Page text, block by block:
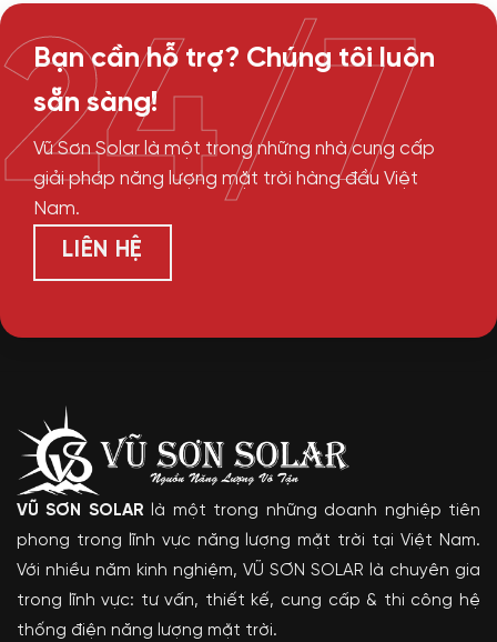
Bạn cần hỗ trợ? Chúng tôi luôn
sẵn sàng!
Vũ Sơn Solar là một trong những nhà cung cấp
giải pháp năng lượng mặt trời hàng đầu Việt
Nam.
LIÊN HỆ
24/7
VŨ SƠN SOLAR là một trong những doanh nghiệp tiên
phong trong lĩnh vực năng lượng mặt trời tại Việt Nam.
Với nhiều năm kinh nghiệm, VŨ SƠN SOLAR là chuyên gia
trong lĩnh vực: tư vấn, thiết kế, cung cấp & thi công hệ
thống điện năng lượng mặt trời.